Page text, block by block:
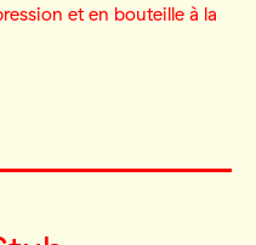
et en bouteille à la